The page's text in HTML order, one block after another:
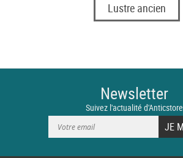
Lustre ancien
Newsletter
Suivez l'actualité d'Anticstore